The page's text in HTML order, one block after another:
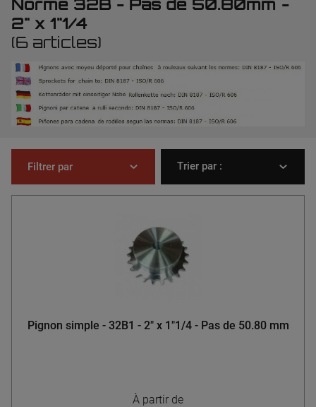
Norme 32B - Pas de 50.80mm -
2" x 1"1/4
(6 articles)
Filtrer par Trier par :
Pignon simple - 32B1 - 2" x 1"1/4 - Pas de 50.80 mm
À partir de